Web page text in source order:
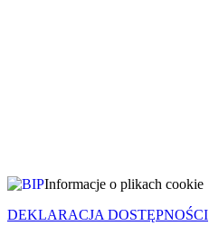
DEKLARACJA DOSTĘPNOŚCI
Informacje o plikach cookie